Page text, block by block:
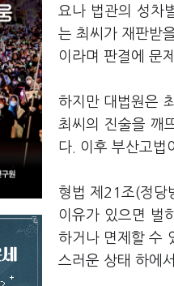
요나 법관의 성차
는 최씨가 재판받
이라며 판결에 문
하지만 대법원은
최씨의 진술을 깨
다. 이후 부산고법
형법 제21조(정당
이유가 있으면 벌
하거나 면제할 수
스러운 상태 하에